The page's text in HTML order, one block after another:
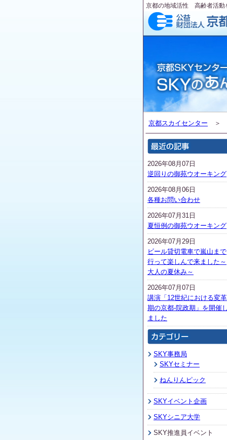
京都の地域活性 高齢者活動
京都スカイセンター ＞
2026年08月07日
逆回りの御苑ウオーキング
2026年08月06日
各種お問い合わせ
2026年07月31日
夏恒例の御苑ウオーキング
2026年07月29日
ビール貸切電車で嵐山まで
行って楽しんで来ました～
大人の夏休み～
2026年07月07日
講演「12世紀における変革
期の京都-院政期」を開催し
ました
SKY事務局
SKYセミナー
ねんりんピック
SKYイベント企画
SKYシニア大学
SKY推進員イベント